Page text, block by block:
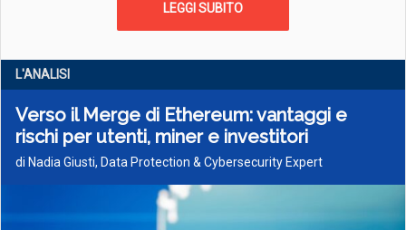
LEGGI SUBITO
L'ANALISI
Verso il Merge di Ethereum: vantaggi e
rischi per utenti, miner e investitori
di Nadia Giusti, Data Protection & Cybersecurity Expert